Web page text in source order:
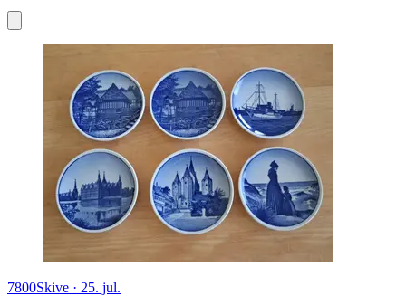
7800Skive · 25. jul.